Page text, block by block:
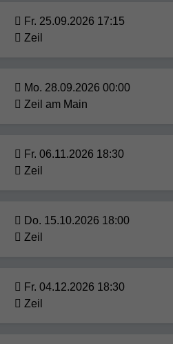
Fr. 25.09.2026 17:15
Zeil
Mo. 28.09.2026 00:00
Zeil am Main
Fr. 06.11.2026 18:30
Zeil
Do. 15.10.2026 18:00
Zeil
Fr. 04.12.2026 18:30
Zeil